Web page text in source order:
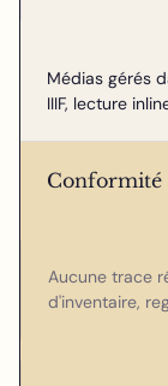
Médias gérés
IIIF, lecture
Conformité
Aucune trace
d'inventaire,